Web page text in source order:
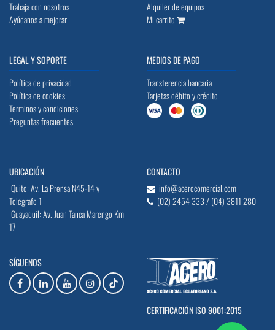
Trabaja con nosotros
Ayúdanos a mejorar
Alquiler de equipos
Mi carrito
LEGAL Y SOPORTE
Política de privacidad
Política de cookies
Terminos y condiciones
Preguntas frecuentes
MEDIOS DE PAGO
Transferencia bancaria
Tarjetas débito y crédito
UBICACIÓN
Quito: Av. La Prensa N45-14 y
Telégrafo 1
Guayaquil: Av. Juan Tanca Marengo Km
17
CONTACTO
info@acerocomercial.com
(02) 2454 333 / (04) 3811 280
SÍGUENOS
CERTIFICACIÓN ISO 9001:2015